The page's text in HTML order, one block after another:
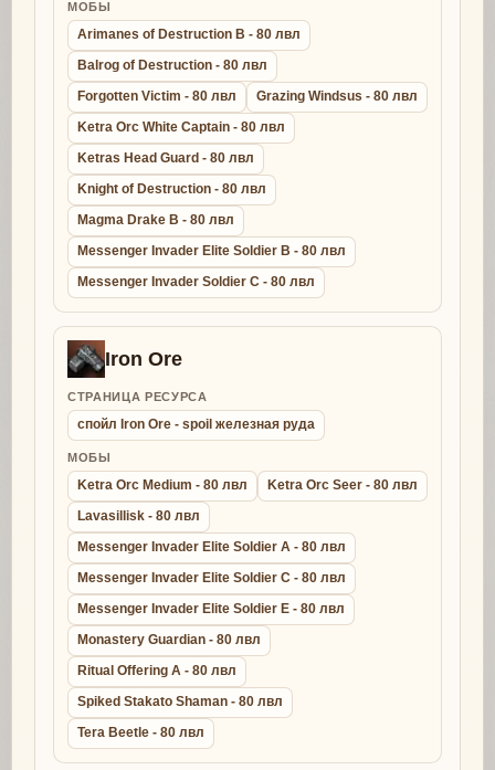
МОБЫ
Arimanes of Destruction B - 80 лвл
Balrog of Destruction - 80 лвл
Forgotten Victim - 80 лвл
Grazing Windsus - 80 лвл
Ketra Orc White Captain - 80 лвл
Ketras Head Guard - 80 лвл
Knight of Destruction - 80 лвл
Magma Drake B - 80 лвл
Messenger Invader Elite Soldier B - 80 лвл
Messenger Invader Soldier C - 80 лвл
Iron Ore
СТРАНИЦА РЕСУРСА
спойл Iron Ore - spoil железная руда
МОБЫ
Ketra Orc Medium - 80 лвл
Ketra Orc Seer - 80 лвл
Lavasillisk - 80 лвл
Messenger Invader Elite Soldier A - 80 лвл
Messenger Invader Elite Soldier C - 80 лвл
Messenger Invader Elite Soldier E - 80 лвл
Monastery Guardian - 80 лвл
Ritual Offering A - 80 лвл
Spiked Stakato Shaman - 80 лвл
Tera Beetle - 80 лвл